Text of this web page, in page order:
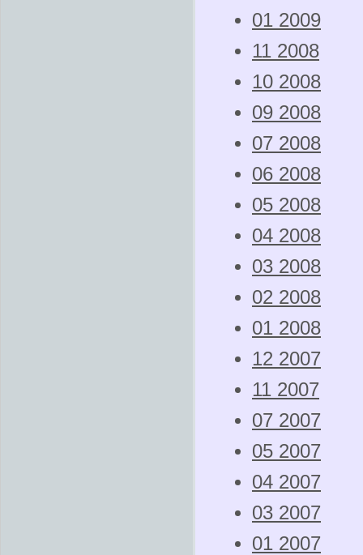
01 2009
11 2008
10 2008
09 2008
07 2008
06 2008
05 2008
04 2008
03 2008
02 2008
01 2008
12 2007
11 2007
07 2007
05 2007
04 2007
03 2007
01 2007